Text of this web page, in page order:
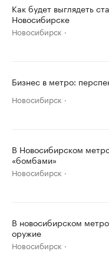
Как будет выглядеть
Новосибирске
Новосибирск
Бизнес в метро:
Новосибирск
В Новосибирском
«бомбами»
Новосибирск
В новосибирском
оружие
Новосибирск